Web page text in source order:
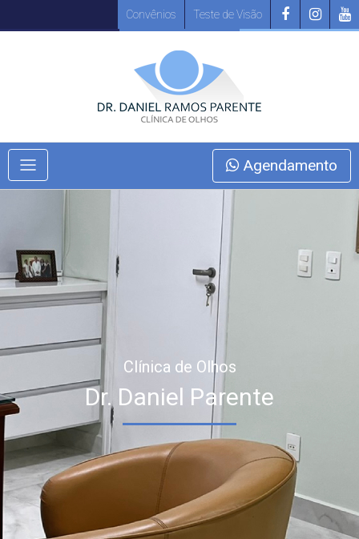
Convênios Teste de Visão
Agendamento
Clínica de Olhos
Dr. Daniel Parente